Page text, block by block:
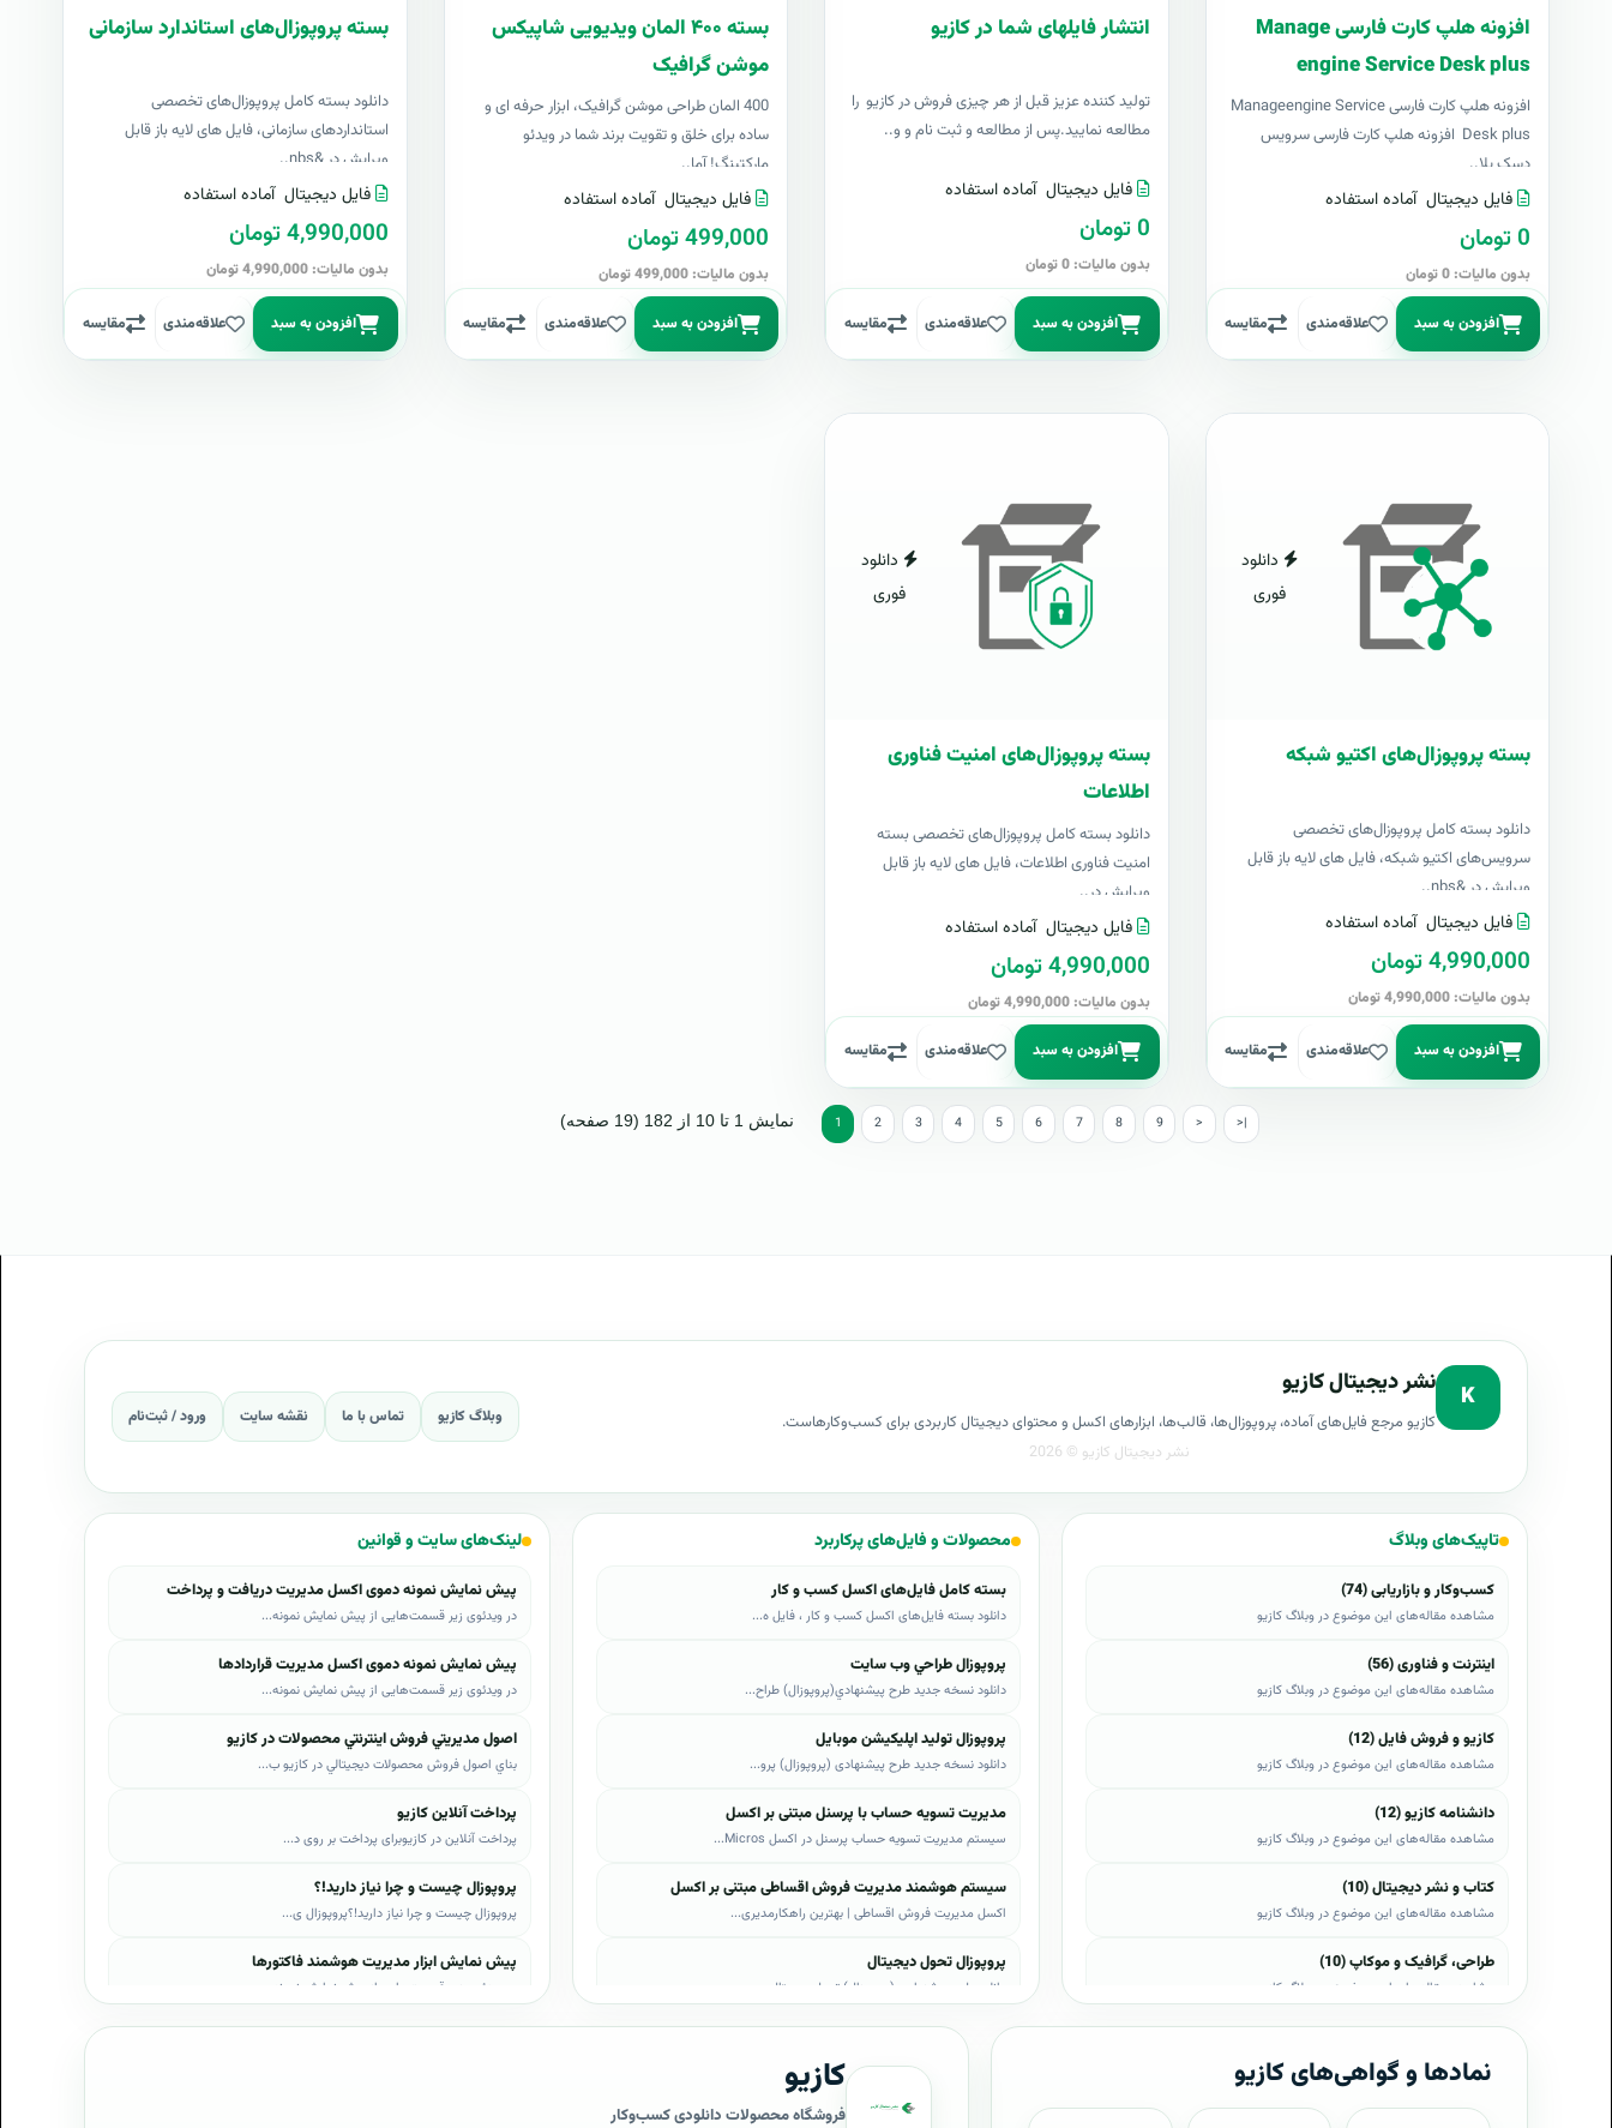
افزونه هلپ کارت فارسی Manage
engine Service Desk plus
افزونه هلپ کارت فارسی Manageengine Service
Desk plus افزونه هلپ کارت فارسی سرویس
دسک پلا..
فایل دیجیتال آماده استفاده
0 تومان
بدون مالیات: 0 تومان
افزودن به سبد علاقه‌مندی مقایسه
انتشار فایلهای شما در کازیو
توليد کننده عزيز قبل از هر چیزی فروش در کازیو را
مطالعه نمایید.پس از مطالعه و ثبت نام و و..
فایل دیجیتال آماده استفاده
0 تومان
بدون مالیات: 0 تومان
افزودن به سبد علاقه‌مندی مقایسه
بسته ۴۰۰ المان ویدیویی شاپیکس
موشن گرافیک
400 المان طراحی موشن گرافیک، ابزار حرفه ای و
ساده برای خلق و تقویت برند شما در ویدئو
مارکتینگ! آما..
فایل دیجیتال آماده استفاده
499,000 تومان
بدون مالیات: 499,000 تومان
افزودن به سبد علاقه‌مندی مقایسه
بسته پروپوزال‌های استاندارد سازمانی
دانلود بسته کامل پروپوزال‌های تخصصی
استانداردهای سازمانی، فایل های لایه باز قابل
ویرایش در &nbs..
فایل دیجیتال آماده استفاده
4,990,000 تومان
بدون مالیات: 4,990,000 تومان
افزودن به سبد علاقه‌مندی مقایسه
دانلود
فوری
بسته پروپوزال‌های اکتیو شبکه
دانلود بسته کامل پروپوزال‌های تخصصی
سرویس‌های اکتیو شبکه، فایل های لایه باز قابل
ویرایش در &nbs..
فایل دیجیتال آماده استفاده
4,990,000 تومان
بدون مالیات: 4,990,000 تومان
افزودن به سبد علاقه‌مندی مقایسه
دانلود
فوری
بسته پروپوزال‌های امنیت فناوری
اطلاعات
دانلود بسته کامل پروپوزال‌های تخصصی بسته
امنیت فناوری اطلاعات، فایل های لایه باز قابل
ویرایش در..
فایل دیجیتال آماده استفاده
4,990,000 تومان
بدون مالیات: 4,990,000 تومان
افزودن به سبد علاقه‌مندی مقایسه
1 2 3 4 5 6 7 8 9 > >| نمایش 1 تا 10 از 182 (19 صفحه)
K نشر دیجیتال کازیو
کازیو مرجع فایل‌های آماده، پروپوزال‌ها، قالب‌ها، ابزارهای اکسل و محتوای دیجیتال کاربردی برای کسب‌وکارهاست. وبلاگ کازیو تماس با ما نقشه سایت ورود / ثبت‌نام
تاپیک‌های وبلاگ
کسب‌وکار و بازاریابی (74)
مشاهده مقاله‌های این موضوع در وبلاگ کازیو
اینترنت و فناوری (56)
مشاهده مقاله‌های این موضوع در وبلاگ کازیو
کازیو و فروش فایل (12)
مشاهده مقاله‌های این موضوع در وبلاگ کازیو
دانشنامه کازیو (12)
مشاهده مقاله‌های این موضوع در وبلاگ کازیو
کتاب و نشر دیجیتال (10)
مشاهده مقاله‌های این موضوع در وبلاگ کازیو
طراحی، گرافیک و موکاپ (10)
مشاهده مقاله‌های این موضوع در وبلاگ کازیو
مشاهده مقاله‌های این موضوع در وبلاگ کازیو
موبایل و اندروید (6)
محصولات و فایل‌های پرکاربرد
بسته کامل فایل‌های اکسل کسب و کار
دانلود بسته فایل‌های اکسل کسب و کار ، فایل ه...
پروپوزال طراحي وب سايت
دانلود نسخه جدید طرح پيشنهادي(پروپوزال) طراح...
پروپوزال تولید اپلیکیشن موبایل
دانلود نسخه جدید طرح پیشنهادی (پروپوزال) پرو...
مدیریت تسویه حساب با پرسنل مبتنی بر اکسل
سیستم مدیریت تسویه حساب پرسنل در اکسل Micros...
سیستم هوشمند مدیریت فروش اقساطی مبتنی بر اکسل
اکسل مدیریت فروش اقساطی | بهترین راهکارمدیری...
پروپوزال تحول دیجیتال
دانلود طرح پیشنهادی (پروپوزال) تحول دیجیتال،...
پروپوزال AI
دانلود طرح پيشنهادي(پروپوزال) هوش مصنوعی (AI...
پروپوزال بیزاجی
لینک‌های سایت و قوانین
پیش نمایش نمونه دموی اکسل مدیریت دریافت و پرداخت
در ویدئوی زیر قسمت‌هایی از پیش نمایش نمونه...
پیش نمایش نمونه دموی اکسل مدیریت قراردادها
در ویدئوی زیر قسمت‌هایی از پیش نمایش نمونه...
اصول مديريتي فروش اينترنتي محصولات در کازيو
بناي اصول فروش محصولات ديجيتالي در کازيو ب...
پرداخت آنلاین کازیو
پرداخت آنلاین در کازیوبرای پرداخت بر روی د...
پروپوزال چیست و چرا نیاز دارید!؟
پروپوزال چیست و چرا نیاز دارید!؟پروپوزال ی...
پیش نمایش ابزار مدیریت هوشمند فاکتورها
در ویدئوی زیر قسمت‌هایی از پیش نمایش نمونه...
نمادها و گواهی‌های کازیو کازیو
فروشگاه محصولات دانلودی کسب‌وکار